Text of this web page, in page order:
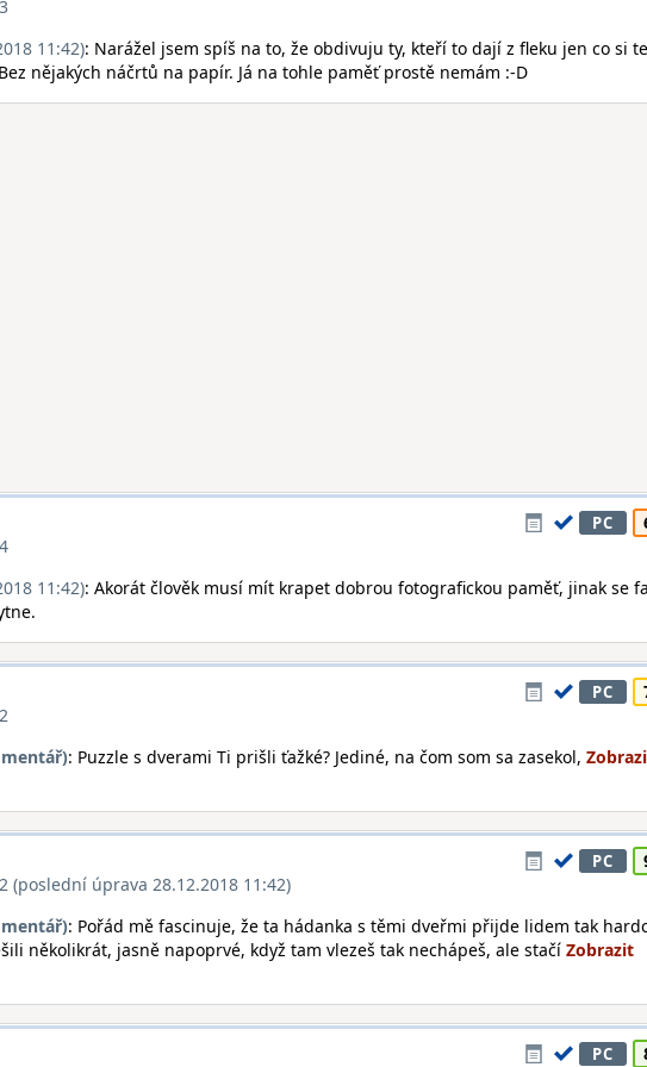
11:42): Narážel jsem spíš na to, že obdivuju ty, kteří to dají z fleku jen co si
nějakých náčrtů na papír. Já na tohle paměť prostě nemám :-D
PC
11:42): Akorát člověk musí mít krapet dobrou fotografickou paměť, jinak se
PC
: Puzzle s dverami Ti prišli ťažké? Jediné, na čom som sa zasekol,
(poslední úprava 28.12.2018 11:42)
PC
: Pořád mě fascinuje, že ta hádanka s těmi dveřmi přijde lidem tak
několikrát, jasně napoprvé, když tam vlezeš tak nechápeš, ale stačí
PC